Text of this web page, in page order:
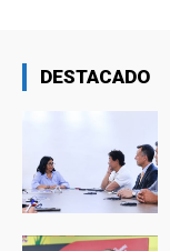
DESTACADO